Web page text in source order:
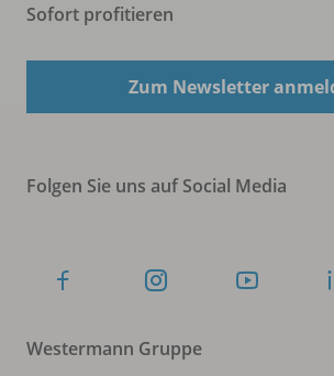
Sofort profitieren
Zum Newsletter
Folgen Sie uns auf Social Media
Westermann Gruppe